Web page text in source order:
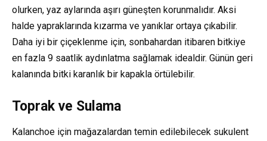
olurken, yaz aylarında aşırı güneşten korunmalıdır. Aksi
halde yapraklarında kızarma ve yanıklar ortaya çıkabilir.
Daha iyi bir çiçeklenme için, sonbahardan itibaren bitkiye
en fazla 9 saatlik aydınlatma sağlamak idealdir. Günün geri
kalanında bitki karanlık bir kapakla örtülebilir.
Toprak ve Sulama
Kalanchoe için mağazalardan temin edilebilecek sukulent